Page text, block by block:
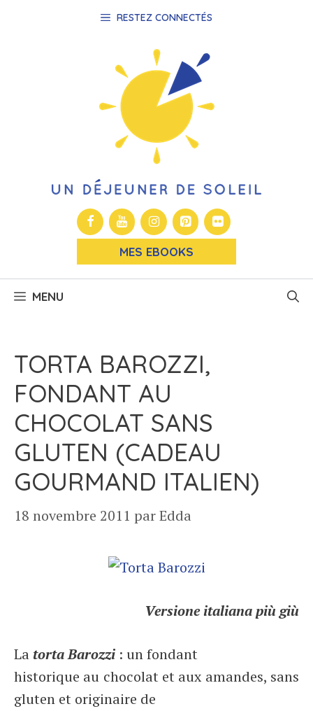
RESTEZ CONNECTÉS
MES EBOOKS
MENU
TORTA BAROZZI,
FONDANT AU
CHOCOLAT SANS
GLUTEN (CADEAU
GOURMAND ITALIEN)
18 novembre 2011 parEdda
Versione italiana più giù
La torta Barozzi : un fondant
historique au chocolat et aux amandes, sans
gluten et originaire de